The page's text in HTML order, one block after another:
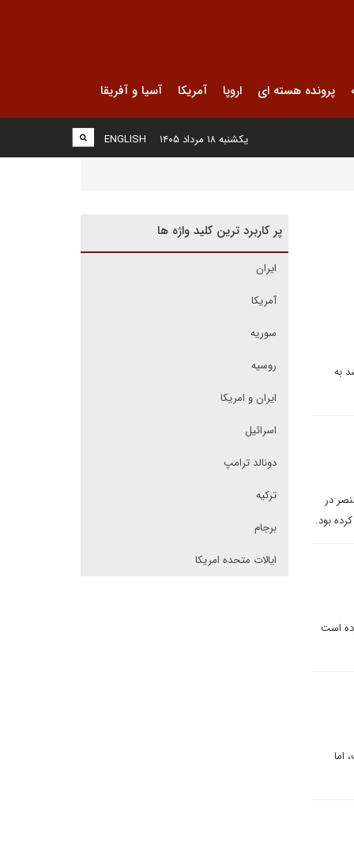
پرونده هسته ای اروپا آمریکا آسیا و آفریقا
ENGLISH یکشنبه ۱۸ مرداد ۱۴۰۵
به
در
بود.
است
اما
پر کاربرد ترین کلید واژه ها
ایران
آمریکا
سوریه
روسیه
ایران و امریکا
اسرائیل
دونالد ترامپ
ترکیه
برجام
ایالات متحده امریکا